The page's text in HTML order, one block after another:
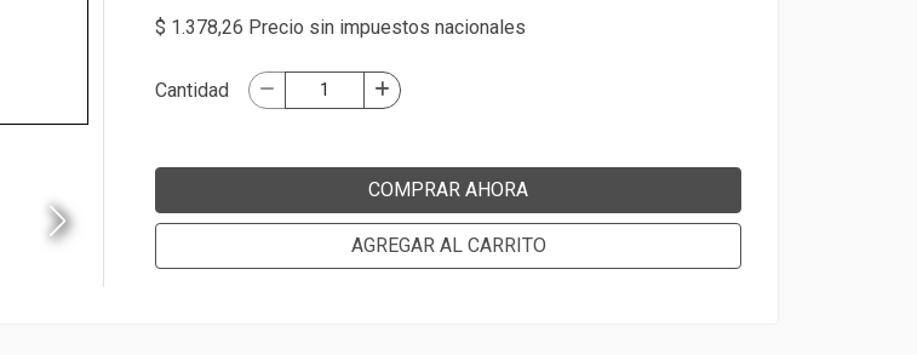
$ 1.378,26 Precio sin impuestos nacionales
Cantidad
COMPRAR AHORA
AGREGAR AL CARRITO